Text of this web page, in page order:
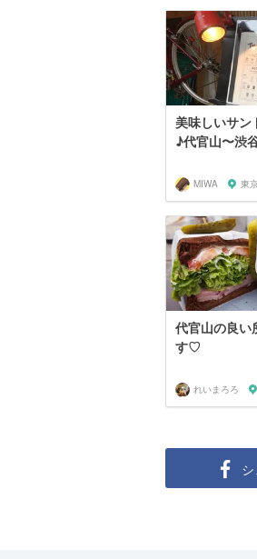
美味しいサ
♪代官山〜渋
MIWA 東
代官山の良い
す♡
れいまろろ